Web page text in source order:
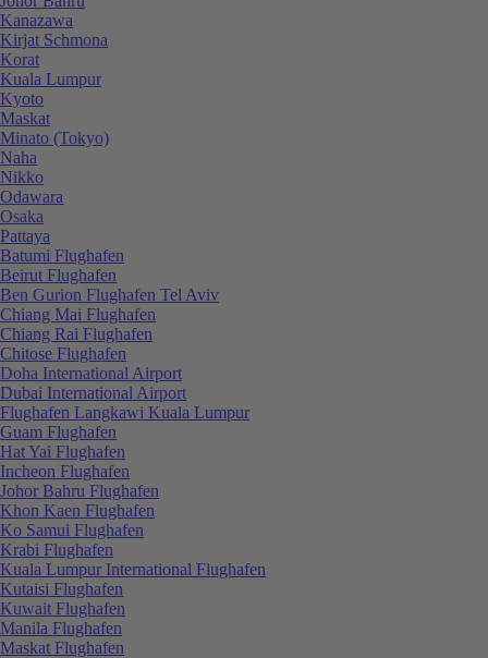
Kanazawa
Kirjat Schmona
Korat
Kuala Lumpur
Kyoto
Maskat
Minato (Tokyo)
Naha
Nikko
Odawara
Osaka
Pattaya
Batumi Flughafen
Beirut Flughafen
Ben Gurion Flughafen Tel Aviv
Chiang Mai Flughafen
Chiang Rai Flughafen
Chitose Flughafen
Doha International Airport
Dubai International Airport
Flughafen Langkawi Kuala Lumpur
Guam Flughafen
Hat Yai Flughafen
Incheon Flughafen
Johor Bahru Flughafen
Khon Kaen Flughafen
Ko Samui Flughafen
Krabi Flughafen
Kuala Lumpur International Flughafen
Kutaisi Flughafen
Kuwait Flughafen
Manila Flughafen
Maskat Flughafen